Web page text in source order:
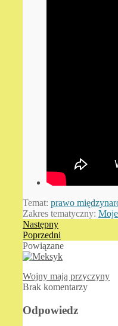
Temat: prawo
Zakres tematyczny:
Następny
Poprzedni
Powiązane
Wojny mają przyczyny
Brak komentarzy
Odpowiedz